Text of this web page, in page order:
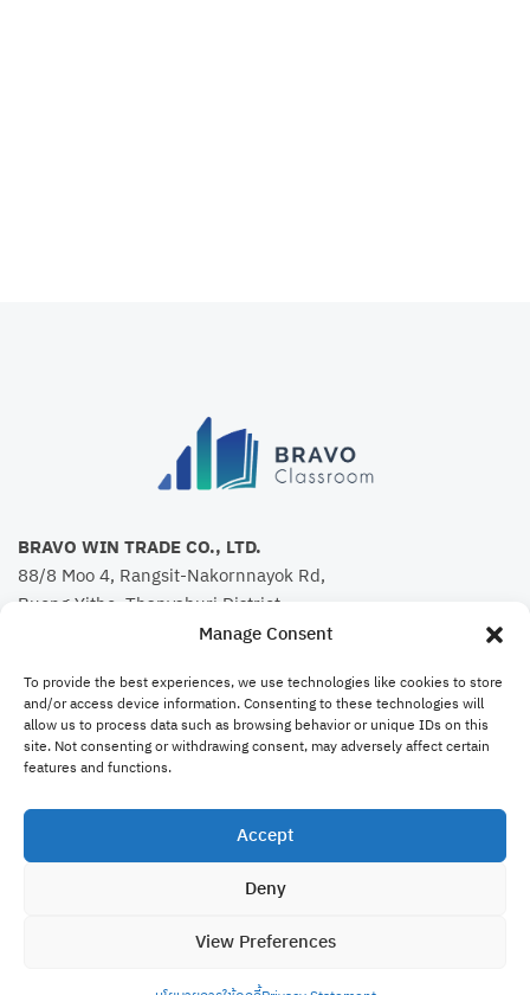
Manage Consent
To provide the best experiences, we use technologies like cookies to store
and/or access device information. Consenting to these technologies will
allow us to process data such as browsing behavior or unique IDs on this
site. Not consenting or withdrawing consent, may adversely affect certain
features and functions.
Accept
Deny
View Preferences
BRAVO WIN TRADE CO., LTD.
88/8 Moo 4, Rangsit-Nakornnayok Rd,
Bueng Yitho, Thanyaburi District,
TAX ID: 0135563020214
Menu
ติดต่อเรา